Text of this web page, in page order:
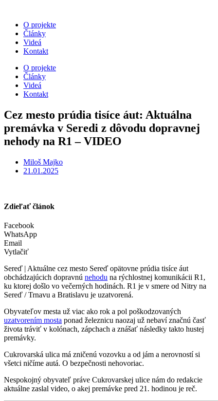
O projekte
Články
Videá
Kontakt
O projekte
Články
Videá
Kontakt
Cez mesto prúdia tisíce áut: Aktuálna
premávka v Seredi z dôvodu dopravnej
nehody na R1 – VIDEO
Miloš Majko
21.01.2025
Zdieľať článok
Facebook
WhatsApp
Email
Vytlačiť
Sereď | Aktuálne cez mesto Sereď opätovne prúdia tisíce áut
obchádzajúcich dopravnú nehodu na rýchlostnej komunikácii R1,
ku ktorej došlo vo večerných hodinách. R1 je v smere od Nitry na
Sereď / Trnavu a Bratislavu je uzatvorená.
Obyvateľov mesta už viac ako rok a pol poškodzovaných
uzatvorením mosta ponad železnicu naozaj už nebaví značnú časť
života tráviť v kolónach, zápchach a znášať následky takto hustej
premávky.
Cukrovarská ulica má zničenú vozovku a od jám a nerovností si
všetci ničíme autá. O bezpečnosti nehovoriac.
Nespokojný obyvateľ práve Cukrovarskej ulice nám do redakcie
aktuálne zaslal video, o akej premávke pred 21. hodinou je reč.